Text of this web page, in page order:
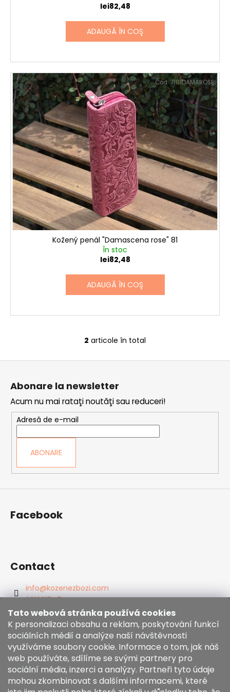
Tato webová stránka používá cookies
K personalizaci obsahu a reklam, poskytování funkcí
sociálních médií a analýze naší návštěvnosti
využíváme soubory cookie. Informace o tom, jak náš
web používáte, sdílíme se svými partnery pro
sociální média, inzerci a analýzy. Partneři tyto údaje
mohou zkombinovat s dalšími informacemi, které
lei82,48
ADAUGĂ ÎN COŞ
Kožený penál "Damascena rose" 81
În stoc
lei82,48
ADAUGĂ ÎN COŞ
Cod:7181DAMAROSE
C
o
r
o
l
u
l
s
ă
2 articole în total
Abonare la newsletter
Acum nu mai rataţi noutăţi sau reduceri!
Adresă de e-mail
ABONARE
Facebook
Contact
info@kozenezbozi.com
381281747
603225633
https://www.facebook.com/kozenezbozi/
Informace pro vás
Termeni și condiții